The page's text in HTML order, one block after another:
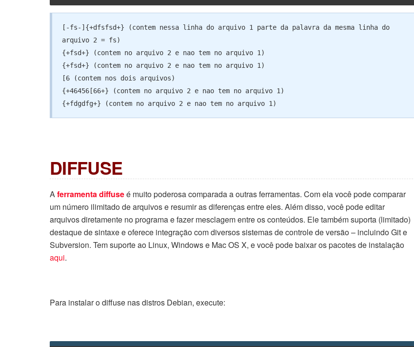
[-fs-]{+dfsfsd+} (contem nessa linha do arquivo 1 parte da palavra da mesma linha do
arquivo 2 = fs)
{+fsd+} (contem no arquivo 2 e nao tem no arquivo 1)
{+fsd+} (contem no arquivo 2 e nao tem no arquivo 1)
[6 (contem nos dois arquivos)
{+46456[66+} (contem no arquivo 2 e nao tem no arquivo 1)
DIFFUSE
A ferramenta diffuseé muito poderosa comparada a outras ferramentas. Com ela você pode comparar
um número ilimitado de arquivos e resumir as diferenças entre eles. Além disso, você pode editar
arquivos diretamente no programa e fazer mesclagem entre os conteúdos. Ele também suporta (limitado)
destaque de sintaxe e oferece integração com diversos sistemas de controle de versão – incluindo Git e
Subversion. Tem suporte ao Linux, Windows e Mac OS X, e você pode baixar os pacotes de instalação
aqui.
Para instalar o diffuse nas distros Debian, execute: